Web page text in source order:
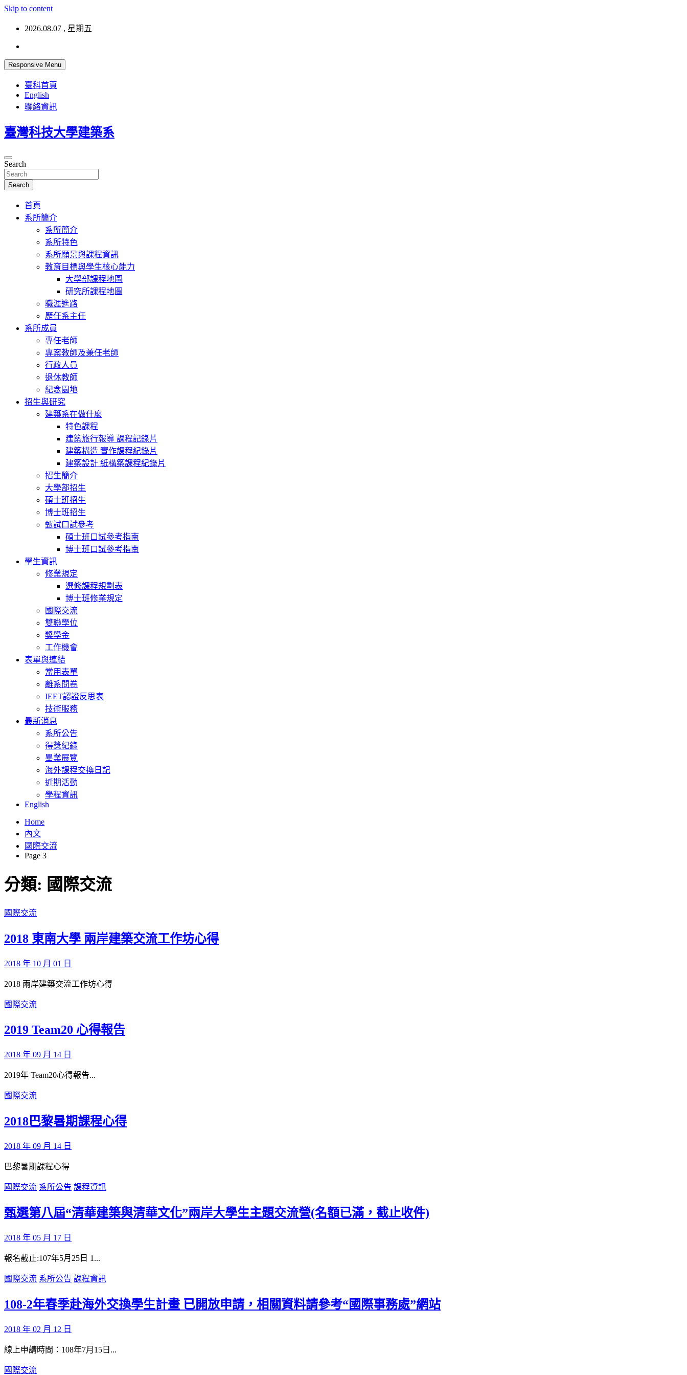
Skip to content
2026.08.07 , 星期五
Responsive Menu
臺科首頁
English
聯絡資訊
臺灣科技大學建築系
Search
Search
首頁
系所簡介
系所簡介
系所特色
系所願景與課程資訊
教育目標與學生核心能力
大學部課程地圖
研究所課程地圖
職涯進路
歷任系主任
系所成員
專任老師
專案教師及兼任老師
行政人員
退休教師
紀念園地
招生與研究
建築系在做什麼
特色課程
建築旅行報導 課程記錄片
建築構造 實作課程紀錄片
建築設計 紙構築課程紀錄片
招生簡介
大學部招生
碩士班招生
博士班招生
甄試口試參考
碩士班口試參考指南
博士班口試參考指南
學生資訊
修業規定
選修課程規劃表
博士班修業規定
國際交流
雙聯學位
獎學金
工作機會
表單與連結
常用表單
離系問卷
IEET認證反思表
技術服務
最新消息
系所公告
得獎紀錄
畢業展覽
海外課程交換日記
近期活動
學程資訊
English
Home
內文
國際交流
Page 3
分類: 國際交流
國際交流
2018 東南大學 兩岸建築交流工作坊心得
2018 年 10 月 01 日
2018 兩岸建築交流工作坊心得
國際交流
2019 Team20 心得報告
2018 年 09 月 14 日
2019年 Team20心得報告...
國際交流
2018巴黎暑期課程心得
2018 年 09 月 14 日
巴黎暑期課程心得
國際交流 系所公告 課程資訊
甄選第八屆“清華建築與清華文化”兩岸大學生主題交流營(名額已滿，截止收件)
2018 年 05 月 17 日
報名截止:107年5月25日 1...
國際交流 系所公告 課程資訊
108-2年春季赴海外交換學生計畫 已開放申請，相關資料請參考“國際事務處”網站
2018 年 02 月 12 日
線上申請時間：108年7月15日...
國際交流